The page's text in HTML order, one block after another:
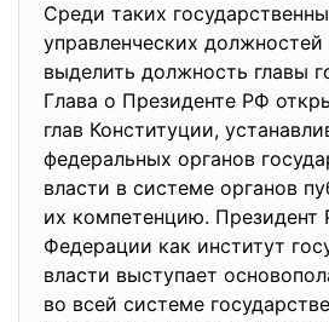
Среди таких
управленческих
выделить должность главы
Глава о Президенте РФ
глав Конституции,
федеральных органов
власти в системе органов
их компетенцию. Президент
Федерации как институт
власти выступает
во всей системе